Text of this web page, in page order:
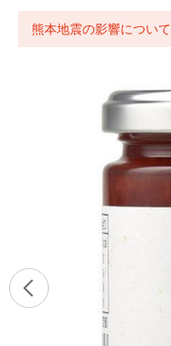
熊本地震の影響について